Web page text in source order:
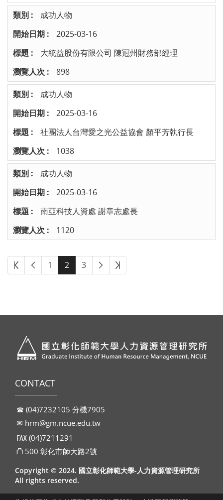
成功人物
2025-03-16
大統益股份有限公司 陳冠州財務部經理
898
成功人物
2025-03-16
社團法人台灣愛之光公益協會 顏平芳執行長
1038
成功人物
2025-03-16
南亞科技人資處 謝章志處長
1120
1 2 3
CONTACT
☎︎ (04)7232105 分機7905
✉︎ hrm@gm.ncue.edu.tw
℻ (04)7211291
⛫ 500 彰化市師大路2號
Copyright © 2024. 國立彰化師範大學-人力資源管理研究所
All rights reserved.